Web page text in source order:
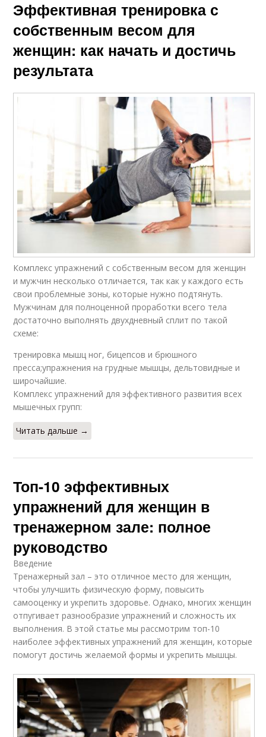
Эффективная тренировка с
собственным весом для
женщин: как начать и достичь
результата
Комплекс упражнений с собственным весом для женщин
и мужчин несколько отличается, так как у каждого есть
свои проблемные зоны, которые нужно подтянуть.
Мужчинам для полноценной проработки всего тела
достаточно выполнять двухдневный сплит по такой
схеме:
тренировка мышц ног, бицепсов и брюшного
пресса;упражнения на грудные мышцы, дельтовидные и
широчайшие.
Комплекс упражнений для эффективного развития всех
мышечных групп:
Читать дальше →
Топ-10 эффективных
упражнений для женщин в
тренажерном зале: полное
руководство
Введение
Тренажерный зал – это отличное место для женщин,
чтобы улучшить физическую форму, повысить
самооценку и укрепить здоровье. Однако, многих женщин
отпугивает разнообразие упражнений и сложность их
выполнения. В этой статье мы рассмотрим топ-10
наиболее эффективных упражнений для женщин, которые
помогут достичь желаемой формы и укрепить мышцы.